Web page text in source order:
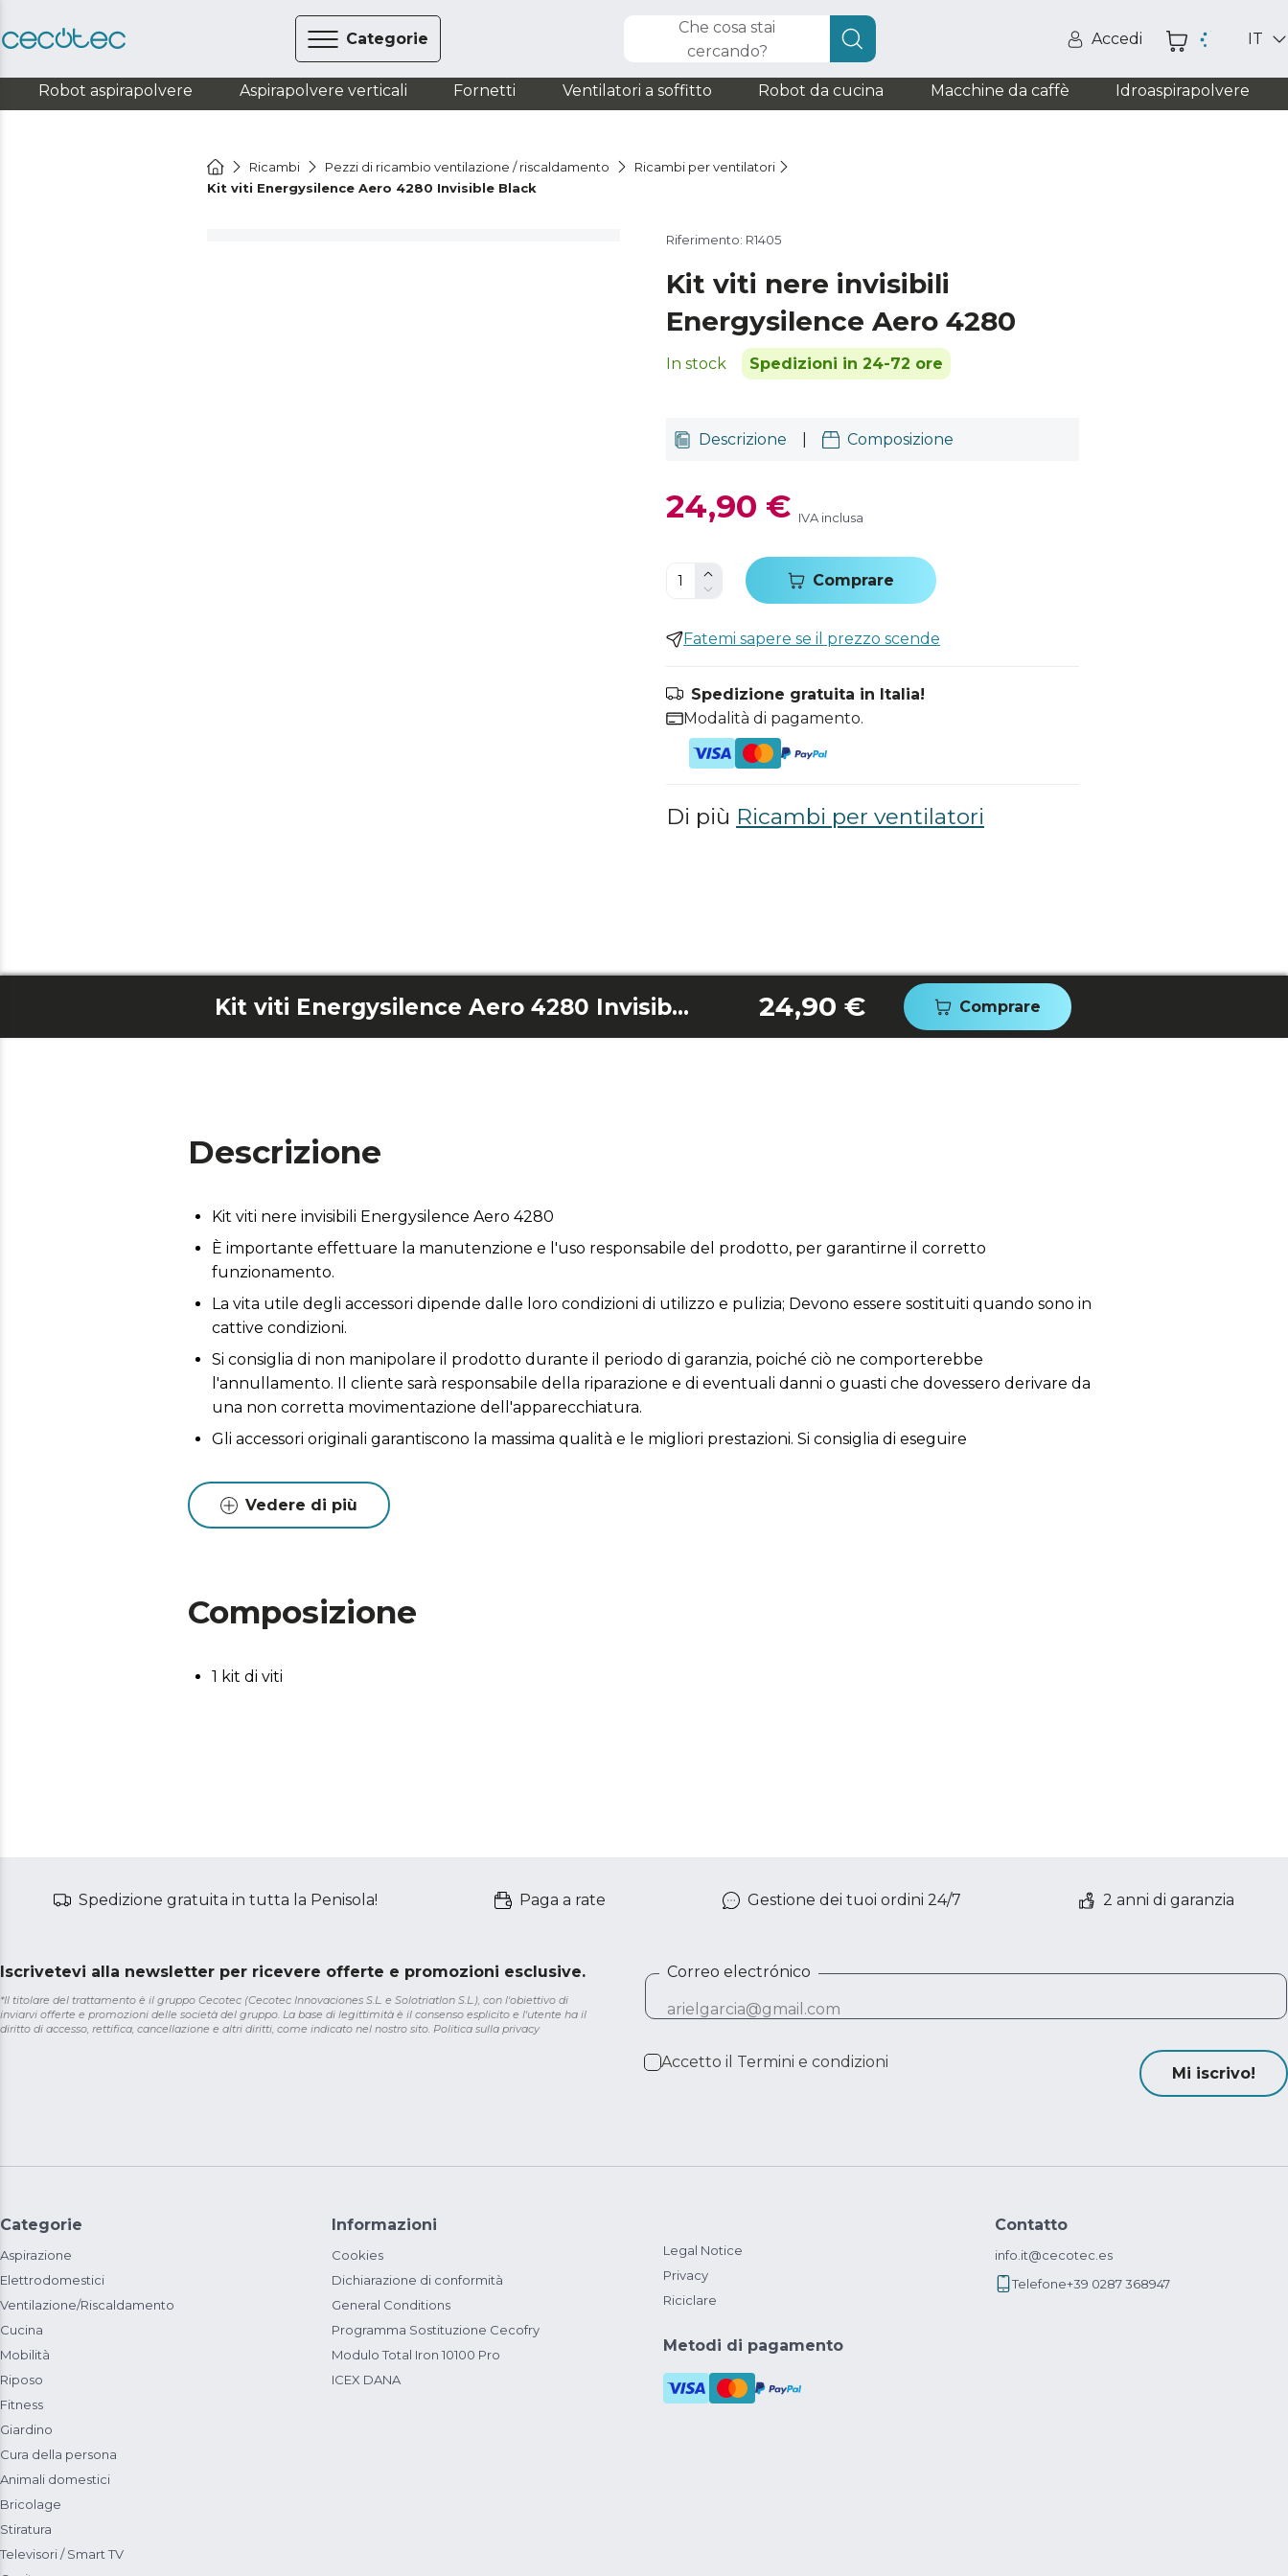
Categorie
Che cosa stai
cercando?
Accedi IT
Robot aspirapolvere Aspirapolvere verticali Fornetti Ventilatori a soffitto Robot da cucina Macchine da caffè Idroaspirapolvere
Ricambi Pezzi di ricambio ventilazione / riscaldamento
Ricambi per ventilatori
Kit viti Energysilence Aero 4280 Invisible Black
Riferimento: R1405
Kit viti nere invisibili
Energysilence Aero 4280
In stock Spedizioni in 24-72 ore
Descrizione Composizione
24,90 € IVA inclusa
Comprare
Fatemi sapere se il prezzo scende
Spedizione gratuita in Italia!
Modalità di pagamento.
Di più Ricambi per ventilatori
Kit viti Energysilence Aero 4280 Invisible Black 24,90 € Comprare
Descrizione
Kit viti nere invisibili Energysilence Aero 4280
È importante effettuare la manutenzione e l'uso responsabile del prodotto, per garantirne il corretto
funzionamento.
La vita utile degli accessori dipende dalle loro condizioni di utilizzo e pulizia; Devono essere sostituiti quando sono in
cattive condizioni.
Si consiglia di non manipolare il prodotto durante il periodo di garanzia, poiché ciò ne comporterebbe
l'annullamento. Il cliente sarà responsabile della riparazione e di eventuali danni o guasti che dovessero derivare da
una non corretta movimentazione dell'apparecchiatura.
Gli accessori originali garantiscono la massima qualità e le migliori prestazioni. Si consiglia di eseguire
Vedere di più
Composizione
1 kit di viti
Spedizione gratuita in tutta la Penisola! Paga a rate Gestione dei tuoi ordini 24/7 2 anni di garanzia
Iscrivetevi alla newsletter per ricevere offerte e promozioni esclusive.
*Il titolare del trattamento è il gruppo Cecotec (Cecotec Innovaciones S.L. e Solotriatlon S.L.), con l'obiettivo di
inviarvi offerte e promozioni delle società del gruppo. La base di legittimità è il consenso esplicito e l'utente ha il
diritto di accesso, rettifica, cancellazione e altri diritti, come indicato nel nostro sito. Politica sulla privacy
Correo electrónico
Accetto il Termini e condizioni
Mi iscrivo!
Categorie
Aspirazione
Elettrodomestici
Ventilazione/Riscaldamento
Cucina
Mobilità
Riposo
Fitness
Giardino
Cura della persona
Animali domestici
Bricolage
Stiratura
Televisori / Smart TV
Informazioni
Cookies
Dichiarazione di conformità
General Conditions
Programma Sostituzione Cecofry
Modulo Total Iron 10100 Pro
ICEX DANA
Legal Notice
Privacy
Riciclare
Metodi di pagamento
Contatto
info.it@cecotec.es
Telefone+39 0287 368947